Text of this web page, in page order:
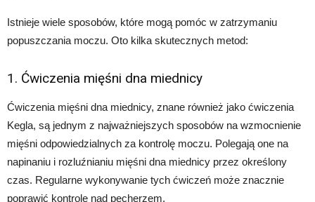
Istnieje wiele sposobów, które mogą pomóc w zatrzymaniu
popuszczania moczu. Oto kilka skutecznych metod:
1. Ćwiczenia mięśni dna miednicy
Ćwiczenia mięśni dna miednicy, znane również jako ćwiczenia
Kegla, są jednym z najważniejszych sposobów na wzmocnienie
mięśni odpowiedzialnych za kontrolę moczu. Polegają one na
napinaniu i rozluźnianiu mięśni dna miednicy przez określony
czas. Regularne wykonywanie tych ćwiczeń może znacznie
poprawić kontrolę nad pęcherzem.